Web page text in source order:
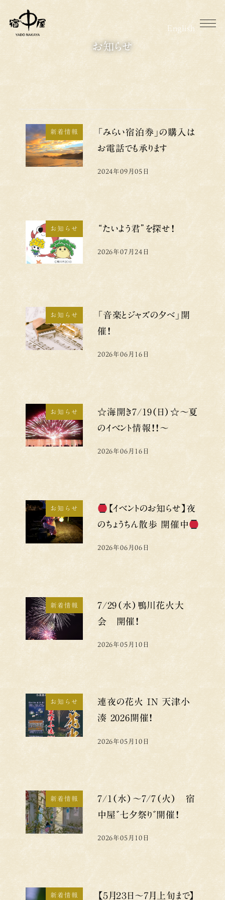
イ
テ
English
お知らせ
新着情報
「みらい宿泊券」の購入は
お電話でも承ります
投稿日
2024年09月05日
お知らせ “たいよう君”を探せ！
2026年07月24日
お知らせ
「音楽とジャズの夕べ」開
催！
2026年06月16日
お知らせ
☆海開き7/19（日）☆～夏
のイベント情報！！～
投稿日
2026年06月16日
お知らせ
【イベントのお知らせ】夜
のちょうちん散歩 開催中
2026年06月06日
新着情報
7/29（水）鴨川花火大
会 開催！
2026年05月10日
お知らせ
連夜の花火 IN 天津小
湊 2026開催！
投稿日
2026年05月10日
新着情報
7/1（水）～7/7（火） 宿
中屋゛七夕祭り゛開催！
2026年05月10日
新着情報 【５月２３日～７月上旬まで】